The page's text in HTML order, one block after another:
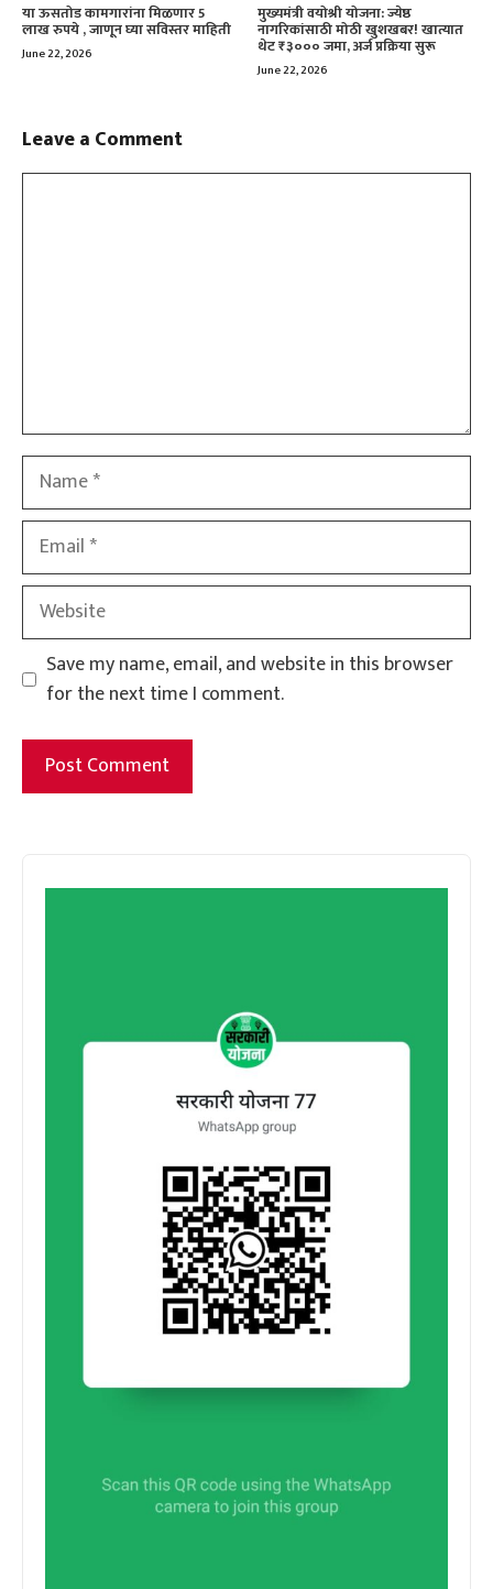
या ऊसतोड कामगारांना मिळणार 5
लाख रुपये , जाणून घ्या सविस्तर माहिती
June 22, 2026
मुख्यमंत्री वयोश्री योजना: ज्येष्ठ
नागरिकांसाठी मोठी खुशखबर! खात्यात
थेट ₹३००० जमा, अर्ज प्रक्रिया सुरू
June 22, 2026
Leave a Comment
Name
Email
Website
Save my name, email, and website in this browser
for the next time I comment.